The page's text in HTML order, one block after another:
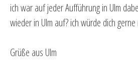
ich war auf jeder Aufführung in Ulm
wieder in Ulm auf? ich würde dich
Grüße aus Ulm